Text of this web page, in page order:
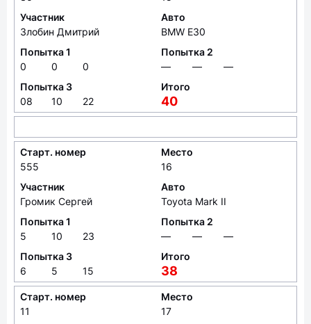
Участник
Злобин Дмитрий
Авто
BMW E30
Попытка 1
0
0 0
Попытка 2
—
—
—
Попытка 3
08
10 22
Итого
40
Старт. номер
555
Место
16
Участник
Громик Сергей
Авто
Toyota Mark II
Попытка 1
5
10 23
Попытка 2
—
—
—
Попытка 3
6
5 15
Итого
38
Старт. номер
11
Место
17